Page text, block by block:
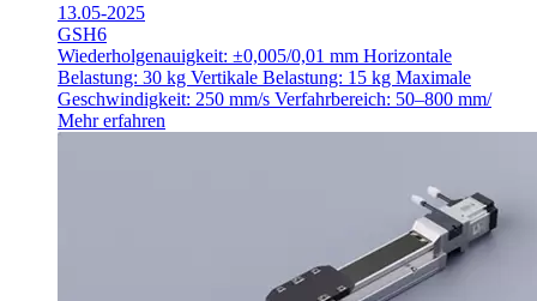
13.05-2025
GSH6
Wiederholgenauigkeit: ±0,005/0,01 mm Horizontale
Belastung: 30 kg Vertikale Belastung: 15 kg Maximale
Geschwindigkeit: 250 mm/s Verfahrbereich: 50–800 mm/
Mehr erfahren